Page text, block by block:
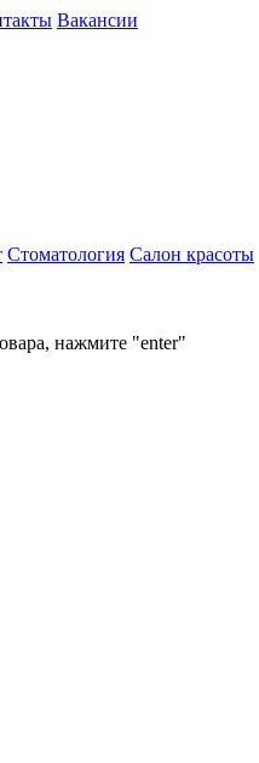
Вакансии
Стоматология Салон красоты
нажмите "enter"